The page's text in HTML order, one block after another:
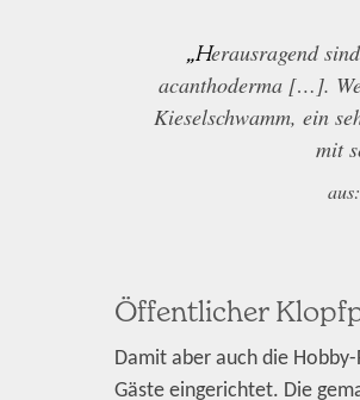
„Herausragend sind hierunter zwei vollständige weibliche Meerengel der Art Pseudorhina
acanthoderma […].
Kieselschwamm, ein
mit
Öffentlicher
Damit aber auch die
Gäste eingerichtet. Die